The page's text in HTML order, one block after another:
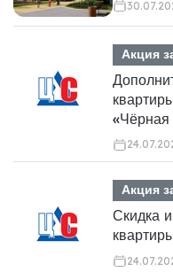
Акция
«Чёрная
Акция
Скидка